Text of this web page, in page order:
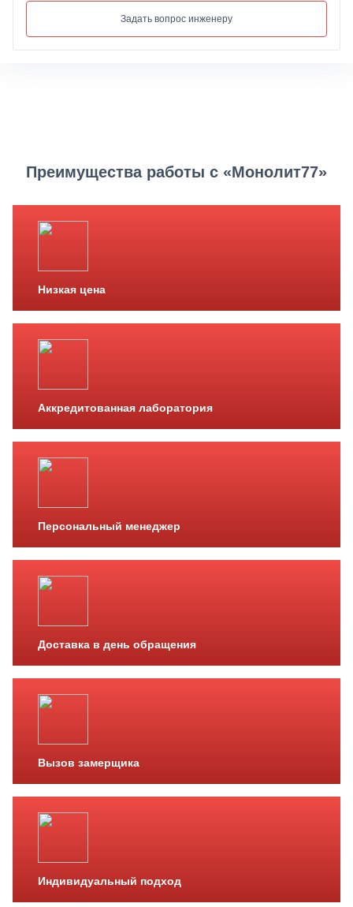
Задать вопрос инженеру
Преимущества работы с «Монолит77»
Низкая цена
Аккредитованная лаборатория
Персональный менеджер
Доставка в день обращения
Вызов замерщика
Индивидуальный подход